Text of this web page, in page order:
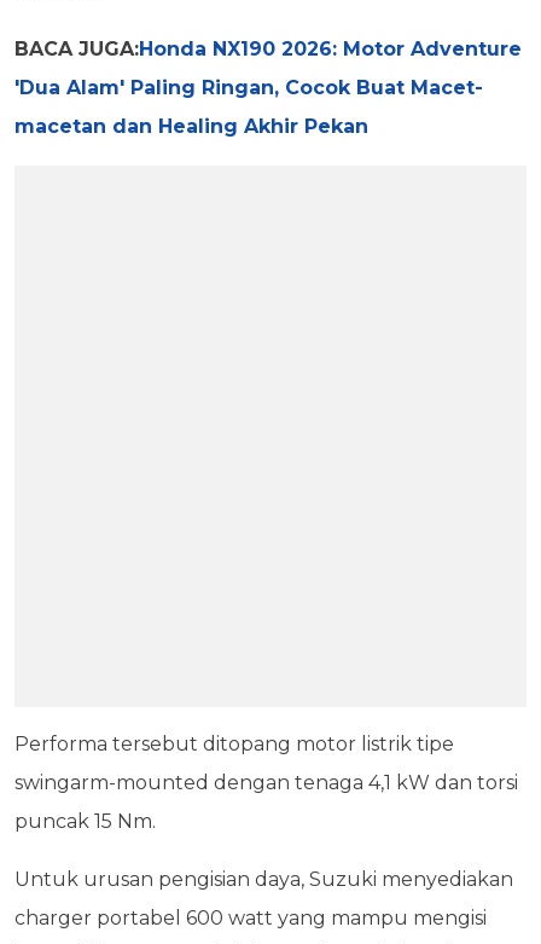
BACA JUGA:Honda NX190 2026: Motor Adventure
'Dua Alam' Paling Ringan, Cocok Buat Macet-
macetan dan Healing Akhir Pekan
Performa tersebut ditopang motor listrik tipe
swingarm-mounted dengan tenaga 4,1 kW dan torsi
puncak 15 Nm.
Untuk urusan pengisian daya, Suzuki menyediakan
charger portabel 600 watt yang mampu mengisi